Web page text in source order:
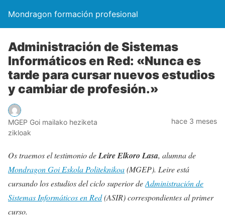
Mondragon formación profesional
Administración de Sistemas
Informáticos en Red: «Nunca es
tarde para cursar nuevos estudios
y cambiar de profesión.»
MGEP Goi mailako heziketa
zikloak
hace 3 meses
Os traemos el testimonio deLeire Elkoro Lasa, alumna de
Mondragon Goi Eskola Politeknikoa(MGEP). Leire está
cursando los estudios del ciclo superior deAdministración de
Sistemas Informáticos en Red(ASIR) correspondientes al primer
curso.